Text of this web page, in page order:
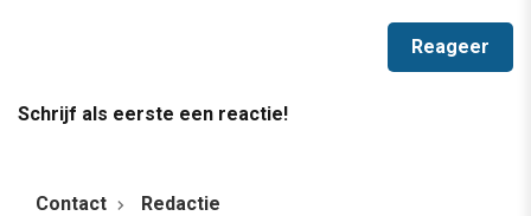
Schrijf als eerste een reactie!
Contact Redactie